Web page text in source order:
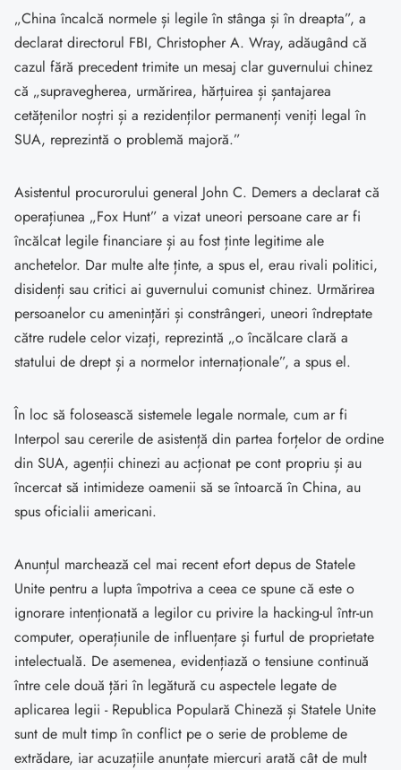
„China încalcă normele și legile în stânga și în dreapta”, a
declarat directorul FBI, Christopher A. Wray, adăugând că
cazul fără precedent trimite un mesaj clar guvernului chinez
că „supravegherea, urmărirea, hărțuirea și șantajarea
cetățenilor noștri și a rezidenților permanenți veniți legal în
SUA, reprezintă o problemă majoră.”
Asistentul procurorului general John C. Demers a declarat că
operațiunea „Fox Hunt” a vizat uneori persoane care ar fi
încălcat legile financiare și au fost ținte legitime ale
anchetelor. Dar multe alte ținte, a spus el, erau rivali politici,
disidenți sau critici ai guvernului comunist chinez. Urmărirea
persoanelor cu amenințări și constrângeri, uneori îndreptate
către rudele celor vizați, reprezintă „o încălcare clară a
statului de drept și a normelor internaționale”, a spus el.
În loc să folosească sistemele legale normale, cum ar fi
Interpol sau cererile de asistență din partea forțelor de ordine
din SUA, agenții chinezi au acționat pe cont propriu și au
încercat să intimideze oamenii să se întoarcă în China, au
spus oficialii americani.
Anunțul marchează cel mai recent efort depus de Statele
Unite pentru a lupta împotriva a ceea ce spune că este o
ignorare intenționată a legilor cu privire la hacking-ul într-un
computer, operațiunile de influențare și furtul de proprietate
intelectuală. De asemenea, evidențiază o tensiune continuă
între cele două țări în legătură cu aspectele legate de
aplicarea legii - Republica Populară Chineză și Statele Unite
sunt de mult timp în conflict pe o serie de probleme de
extrădare, iar acuzațiile anunțate miercuri arată cât de mult